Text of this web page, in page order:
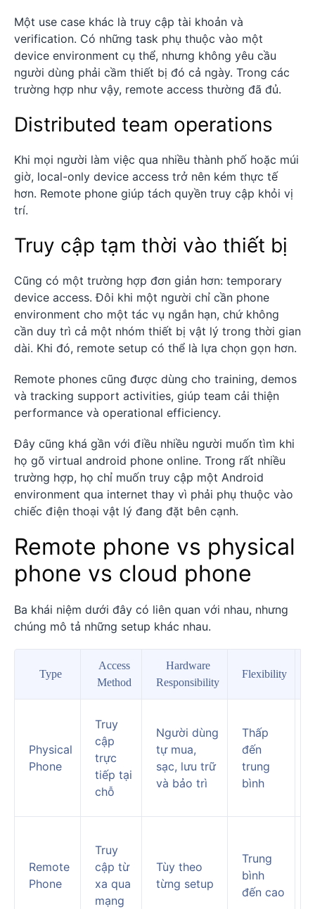
Một use case khác là truy cập tài khoản và
verification. Có những task phụ thuộc vào một
device environment cụ thể, nhưng không yêu cầu
người dùng phải cầm thiết bị đó cả ngày. Trong các
trường hợp như vậy, remote access thường đã đủ.
Distributed team operations
Khi mọi người làm việc qua nhiều thành phố hoặc múi
giờ, local-only device access trở nên kém thực tế
hơn. Remote phone giúp tách quyền truy cập khỏi vị
trí.
Truy cập tạm thời vào thiết bị
Cũng có một trường hợp đơn giản hơn: temporary
device access. Đôi khi một người chỉ cần phone
environment cho một tác vụ ngắn hạn, chứ không
cần duy trì cả một nhóm thiết bị vật lý trong thời gian
dài. Khi đó, remote setup có thể là lựa chọn gọn hơn.
Remote phones cũng được dùng cho training, demos
và tracking support activities, giúp team cải thiện
performance và operational efficiency.
Đây cũng khá gần với điều nhiều người muốn tìm khi
họ gõ virtual android phone online. Trong rất nhiều
trường hợp, họ chỉ muốn truy cập một Android
environment qua internet thay vì phải phụ thuộc vào
chiếc điện thoại vật lý đang đặt bên cạnh.
Remote phone vs physical
phone vs cloud phone
Ba khái niệm dưới đây có liên quan với nhau, nhưng
chúng mô tả những setup khác nhau.
Type
Access
Method
Hardware
Responsibility
Flexibility
Physical
Phone
Truy
cập
trực
tiếp tại
chỗ
Người dùng
tự mua,
sạc, lưu trữ
và bảo trì
Thấp
đến
trung
bình
Remote
Phone
Truy
cập từ
xa qua
mạng
Tùy theo
từng setup
Trung
bình
đến cao